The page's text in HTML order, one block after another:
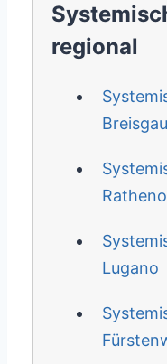
regional
Breisgau
Lugano